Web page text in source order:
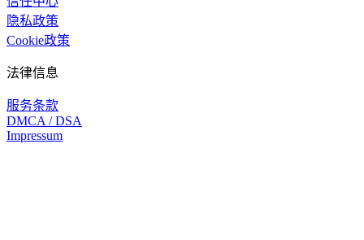
隐私政策
Cookie政策
法律信息
服务条款
DMCA / DSA
Impressum